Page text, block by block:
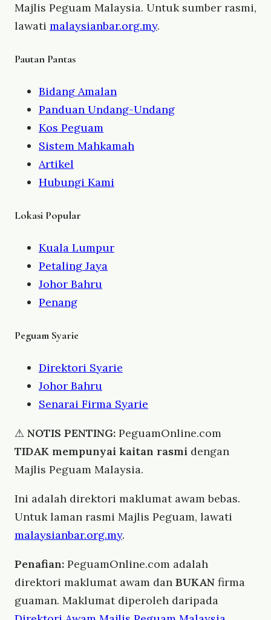
Majlis Peguam Malaysia. Untuk sumber rasmi,
lawati malaysianbar.org.my.
Pautan Pantas
Bidang Amalan
Panduan Undang-Undang
Kos Peguam
Sistem Mahkamah
Artikel
Hubungi Kami
Lokasi Popular
Kuala Lumpur
Petaling Jaya
Johor Bahru
Penang
Peguam Syarie
Direktori Syarie
Johor Bahru
Senarai Firma Syarie
⚠ NOTIS PENTING: PeguamOnline.com
TIDAK mempunyai kaitan rasmi dengan
Majlis Peguam Malaysia.
Ini adalah direktori maklumat awam bebas.
Untuk laman rasmi Majlis Peguam, lawati
malaysianbar.org.my.
Penafian: PeguamOnline.com adalah
direktori maklumat awam dan BUKAN firma
guaman. Maklumat diperoleh daripada